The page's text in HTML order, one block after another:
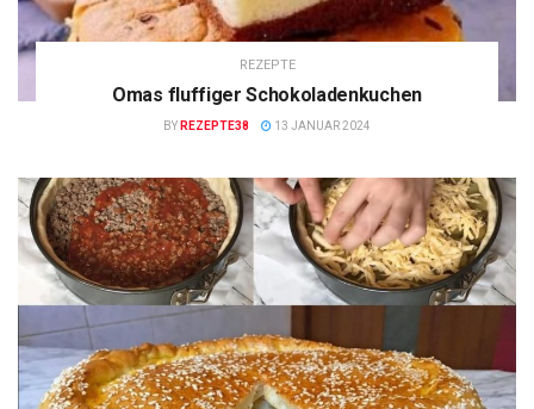
REZEPTE
Omas fluffiger Schokoladenkuchen
BY REZEPTE38 13 JANUAR 2024